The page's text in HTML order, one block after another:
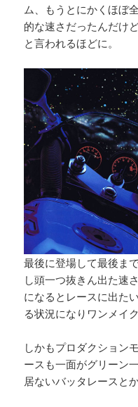
ム、もうとにかくほぼ
的な速さだったんだけ
と言われるほどに。
最後に登場して最後ま
し頭一つ抜きん出た速
になるとレースに出た
る状況になりワンメイク
しかもプロダクション
ースも一面がグリーン
居ないバッタレースと